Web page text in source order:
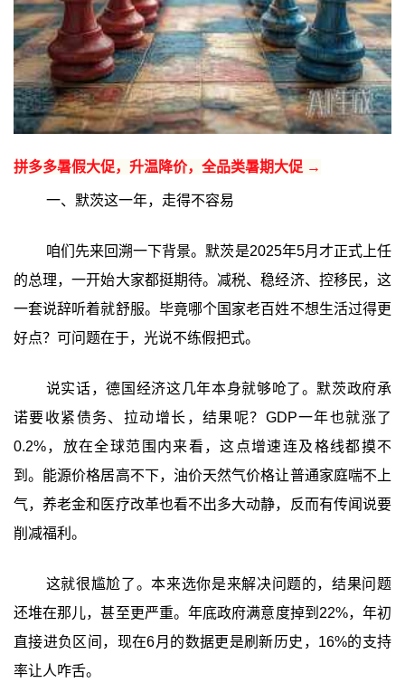
拼多多暑假大促，升温降价，全品类暑期大促 →
一、默茨这一年，走得不容易
咱们先来回溯一下背景。默茨是2025年5月才正式上任
的总理，一开始大家都挺期待。减税、稳经济、控移民，这
一套说辞听着就舒服。毕竟哪个国家老百姓不想生活过得更
好点？可问题在于，光说不练假把式。
说实话，德国经济这几年本身就够呛了。默茨政府承
诺要收紧债务、拉动增长，结果呢？GDP一年也就涨了
0.2%，放在全球范围内来看，这点增速连及格线都摸不
到。能源价格居高不下，油价天然气价格让普通家庭喘不上
气，养老金和医疗改革也看不出多大动静，反而有传闻说要
削减福利。
这就很尴尬了。本来选你是来解决问题的，结果问题
还堆在那儿，甚至更严重。年底政府满意度掉到22%，年初
直接进负区间，现在6月的数据更是刷新历史，16%的支持
率让人咋舌。